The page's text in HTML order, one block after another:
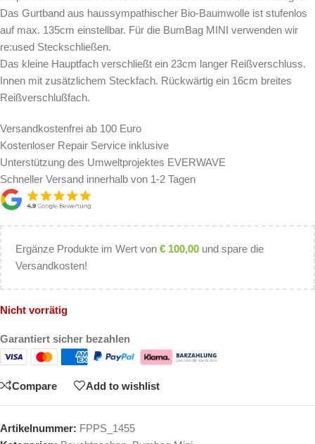
Das Gurtband aus haussympathischer Bio-Baumwolle ist stufenlos
auf max. 135cm einstellbar. Für die BumBag MINI verwenden wir
re:used Steckschließen.
Das kleine Hauptfach verschließt ein 23cm langer Reißverschluss.
Innen mit zusätzlichem Steckfach. Rückwärtig ein 16cm breites
Reißverschlußfach.
Versandkostenfrei ab 100 Euro
Kostenloser Repair Service inklusive
Unterstützung des Umweltprojektes EVERWAVE
Schneller Versand innerhalb von 1-2 Tagen
Ergänze Produkte im Wert von € 100,00 und spare die
Versandkosten!
Nicht vorrätig
Garantiert sicher bezahlen
Compare Add to wishlist
Artikelnummer: FPPS_1455